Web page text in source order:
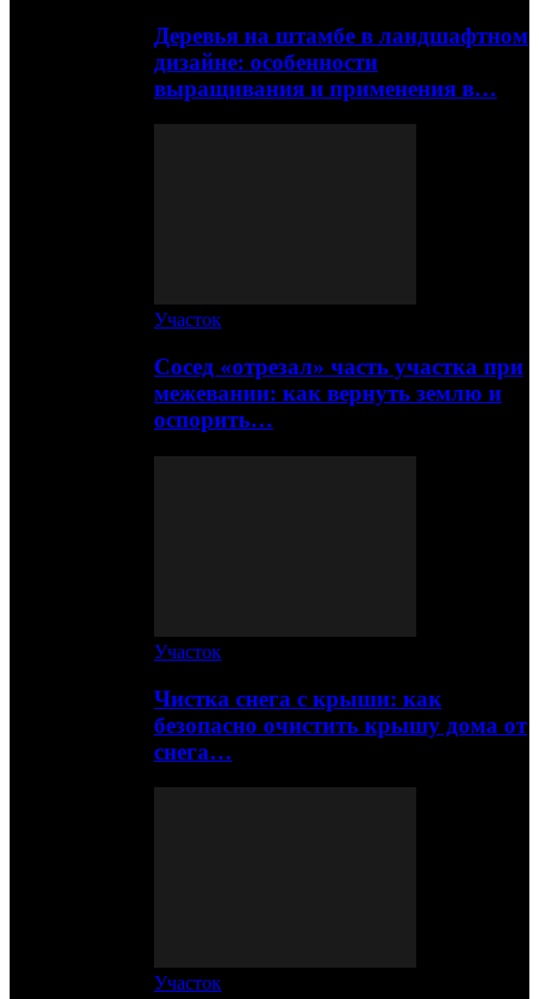
Деревья на штамбе в ландшафтном
дизайне: особенности
выращивания и применения в…
Участок
Сосед «отрезал» часть участка при
межевании: как вернуть землю и
оспорить…
Участок
Чистка снега с крыши: как
безопасно очистить крышу дома от
снега…
Участок